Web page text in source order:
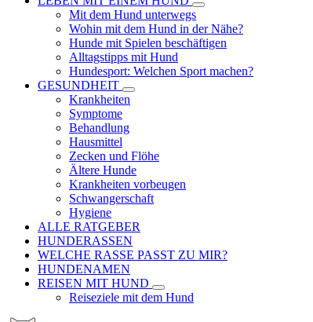
Mit dem Hund unterwegs
Wohin mit dem Hund in der Nähe?
Hunde mit Spielen beschäftigen
Alltagstipps mit Hund
Hundesport: Welchen Sport machen?
GESUNDHEIT
Krankheiten
Symptome
Behandlung
Hausmittel
Zecken und Flöhe
Ältere Hunde
Krankheiten vorbeugen
Schwangerschaft
Hygiene
ALLE RATGEBER
HUNDERASSEN
WELCHE RASSE PASST ZU MIR?
HUNDENAMEN
REISEN MIT HUND
Reiseziele mit dem Hund